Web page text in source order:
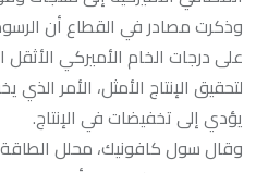
وذكرت مصادر في القطاع أن
على درجات الخام الأميركي الأثقل
لتحقيق الإنتاج الأمثل، الأمر
يؤدي إلى تخفيضات في الإنتاج.
وقال سول كافونيك، محلل